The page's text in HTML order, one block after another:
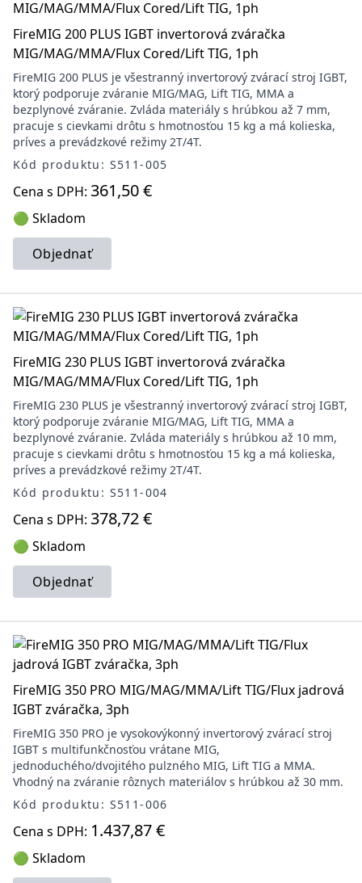
FireMIG 200 PLUS IGBT invertorová zváračka
MIG/MAG/MMA/Flux Cored/Lift TIG, 1ph
FireMIG 200 PLUS je všestranný invertorový zvárací stroj IGBT,
ktorý podporuje zváranie MIG/MAG, Lift TIG, MMA a
bezplynové zváranie. Zvláda materiály s hrúbkou až 7 mm,
pracuje s cievkami drôtu s hmotnosťou 15 kg a má kolieska,
príves a prevádzkové režimy 2T/4T.
Kód produktu: S511-005
Cena s DPH: 361,50 €
🟢 Skladom
Objednať
FireMIG 230 PLUS IGBT invertorová zváračka
MIG/MAG/MMA/Flux Cored/Lift TIG, 1ph
FireMIG 230 PLUS je všestranný invertorový zvárací stroj IGBT,
ktorý podporuje zváranie MIG/MAG, Lift TIG, MMA a
bezplynové zváranie. Zvláda materiály s hrúbkou až 10 mm,
pracuje s cievkami drôtu s hmotnosťou 15 kg a má kolieska,
príves a prevádzkové režimy 2T/4T.
Kód produktu: S511-004
Cena s DPH: 378,72 €
🟢 Skladom
Objednať
FireMIG 350 PRO MIG/MAG/MMA/Lift TIG/Flux jadrová
IGBT zváračka, 3ph
FireMIG 350 PRO je vysokovýkonný invertorový zvárací stroj
IGBT s multifunkčnosťou vrátane MIG,
jednoduchého/dvojitého pulzného MIG, Lift TIG a MMA.
Vhodný na zváranie rôznych materiálov s hrúbkou až 30 mm.
Kód produktu: S511-006
Cena s DPH: 1.437,87 €
🟢 Skladom